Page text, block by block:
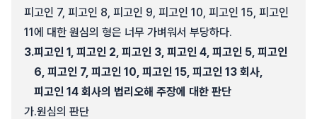
피고인 7, 피고인 8, 피고인 9, 피고인 10, 피고인 15, 피고인
11에 대한 원심의 형은 너무 가벼워서 부당하다.
3.피고인 1, 피고인 2, 피고인 3, 피고인 4, 피고인 5, 피고인
6, 피고인 7, 피고인 10, 피고인 15, 피고인 13 회사,
피고인 14 회사의 법리오해 주장에 대한 판단
가.원심의 판단